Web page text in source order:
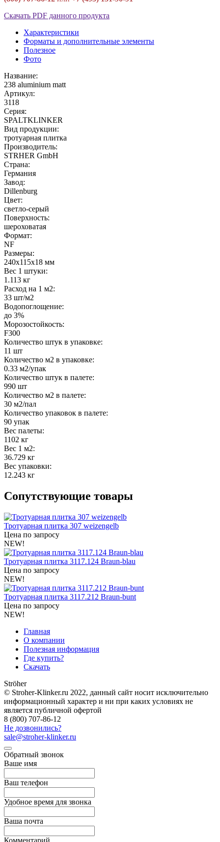
Скачать PDF данного продукта
Характеристики
Форматы и дополнительные элементы
Полезное
Фото
Название:
238 aluminium matt
Артикул:
3118
Серия:
SPALTKLINKER
Вид продукции:
тротуарная плитка
Производитель:
STRHER GmbH
Страна:
Германия
Завод:
Dillenburg
Цвет:
светло-серый
Поверхность:
шероховатая
Формат:
NF
Размеры:
240x115x18 мм
Вес 1 штуки:
1.113 кг
Расход на 1 м2:
33 шт/м2
Водопоглощение:
до 3%
Морозостойкость:
F300
Количество штук в упаковке:
11 шт
Количество м2 в упаковке:
0.33 м2/упак
Количество штук в палете:
990 шт
Количество м2 в палете:
30 м2/пал
Количество упаковок в палете:
90 упак
Вес палеты:
1102 кг
Вес 1 м2:
36.729 кг
Вес упаковки:
12.243 кг
Сопутствующие товары
Тротуарная плитка 307 weizengelb
Цена по запросу
NEW!
Тротуарная плитка 3117.124 Braun-blau
Цена по запросу
NEW!
Тротуарная плитка 3117.212 Braun-bunt
Цена по запросу
NEW!
Главная
О компании
Полезная информация
Где купить?
Скачать
Ströher
© Stroher-Klinker.ru 2022, данный сайт носит исключительно
информационный характер и ни при каких условиях не
является публичной офертой
8 (800) 707-86-12
Не дозвонились?
sale@stroher-klinker.ru
Обратный звонок
Ваше имя
Ваш телефон
Удобное время для звонка
Ваша почта
Комментарий